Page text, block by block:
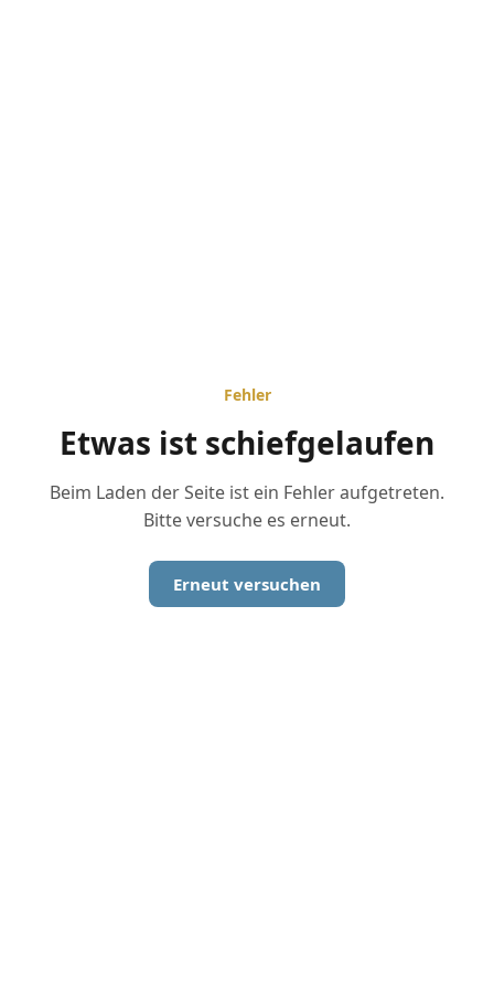
Fehler
Etwas ist schiefgelaufen
Beim Laden der Seite ist ein Fehler aufgetreten.
Bitte versuche es erneut.
Erneut versuchen